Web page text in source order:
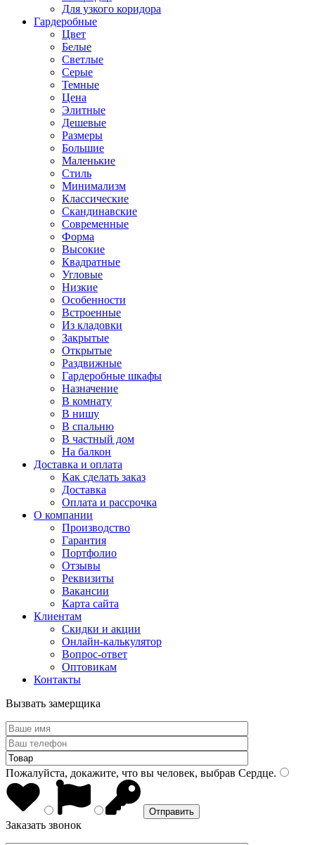
Для узкого коридора
Гардеробные
Цвет
Белые
Светлые
Серые
Темные
Цена
Элитные
Дешевые
Размеры
Большие
Маленькие
Стиль
Минимализм
Классические
Скандинавские
Современные
Форма
Высокие
Квадратные
Угловые
Низкие
Особенности
Встроенные
Из кладовки
Закрытые
Открытые
Раздвижные
Гардеробные шкафы
Назначение
В комнату
В нишу
В спальню
В частный дом
На балкон
Доставка и оплата
Как сделать заказ
Доставка
Оплата и рассрочка
О компании
Производство
Гарантия
Портфолио
Отзывы
Реквизиты
Вакансии
Карта сайта
Клиентам
Скидки и акции
Онлайн-калькулятор
Вопрос-ответ
Оптовикам
Контакты
Вызвать замерщика
Пожалуйста, докажите, что вы человек, выбрав Сердце.
Заказать звонок